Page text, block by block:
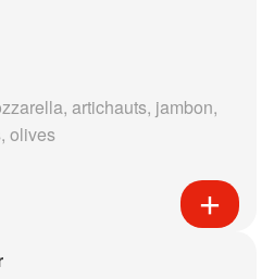
artichauts, jambon,
olives